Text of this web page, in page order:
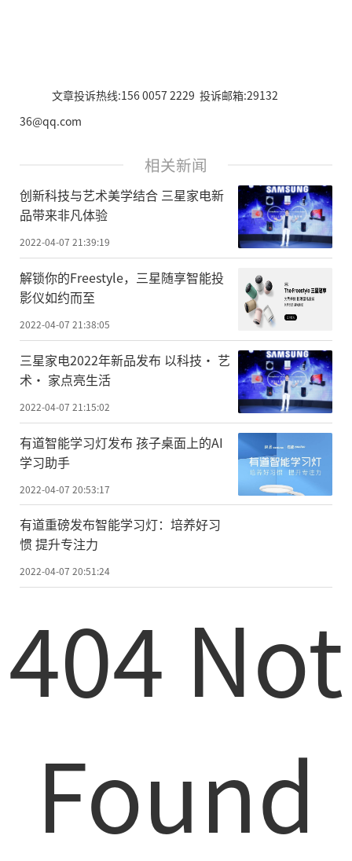
文章投诉热线:156 0057 2229 投诉邮箱:29132
36@qq.com
相关新闻
创新科技与艺术美学结合 三星家电新
品带来非凡体验
2022-04-07 21:39:19
解锁你的Freestyle，三星随享智能投
影仪如约而至
2022-04-07 21:38:05
三星家电2022年新品发布 以科技· 艺
术· 家点亮生活
2022-04-07 21:15:02
有道智能学习灯发布 孩子桌面上的AI
学习助手
2022-04-07 20:53:17
有道重磅发布智能学习灯：培养好习
惯 提升专注力
2022-04-07 20:51:24
404 Not
Found